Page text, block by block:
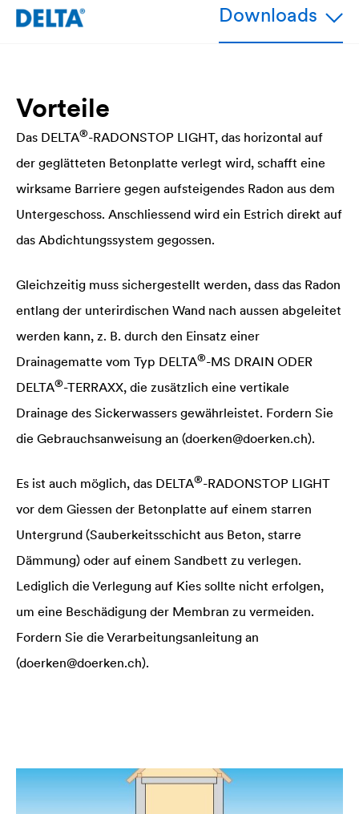
Downloads
Vorteile
Das DELTA®-RADONSTOP LIGHT, das horizontal auf
der geglätteten Betonplatte verlegt wird, schafft eine
wirksame Barriere gegen aufsteigendes Radon aus dem
Untergeschoss. Anschliessend wird ein Estrich direkt auf
das Abdichtungssystem gegossen.
Gleichzeitig muss sichergestellt werden, dass das Radon
entlang der unterirdischen Wand nach aussen abgeleitet
werden kann, z. B. durch den Einsatz einer
Drainagematte vom Typ DELTA®-MS DRAIN ODER
DELTA®-TERRAXX, die zusätzlich eine vertikale
Drainage des Sickerwassers gewährleistet. Fordern Sie
die Gebrauchsanweisung an (doerken@doerken.ch).
Es ist auch möglich, das DELTA®-RADONSTOP LIGHT
vor dem Giessen der Betonplatte auf einem starren
Untergrund (Sauberkeitsschicht aus Beton, starre
Dämmung) oder auf einem Sandbett zu verlegen.
Lediglich die Verlegung auf Kies sollte nicht erfolgen,
um eine Beschädigung der Membran zu vermeiden.
Fordern Sie die Verarbeitungsanleitung an
(doerken@doerken.ch).